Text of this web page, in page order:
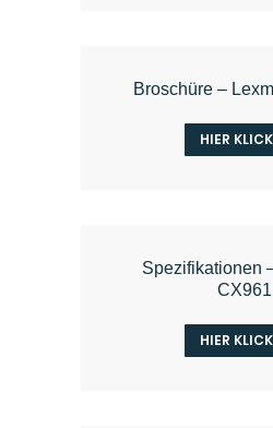
Broschüre –
HIER
Spezifikationen
CX961
HIER